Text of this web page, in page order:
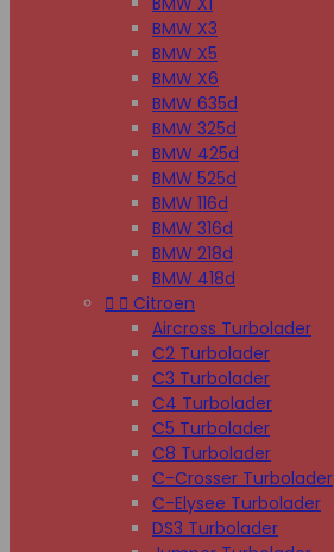
BMW X3
BMW X5
BMW X6
BMW 635d
BMW 325d
BMW 425d
BMW 525d
BMW 116d
BMW 316d
BMW 218d
BMW 418d
  Citroen
Aircross Turbolader
C2 Turbolader
C3 Turbolader
C4 Turbolader
C5 Turbolader
C8 Turbolader
C-Crosser Turbolader
C-Elysee Turbolader
DS3 Turbolader